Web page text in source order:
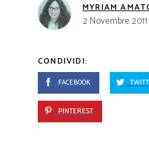
MYRIAM
2 Novembre 2011
CONDIVIDI:
FACEBOOK
PINTEREST